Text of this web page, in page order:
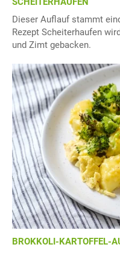
Dieser Auflauf stammt
Rezept Scheiterhaufen
und Zimt gebacken.
BROKKOLI-KARTOFFEL-